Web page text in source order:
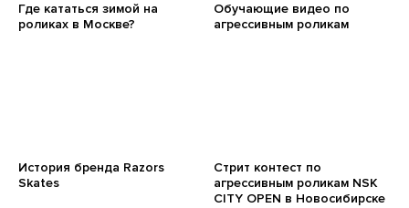
Где кататься зимой на
роликах в Москве?
Обучающие видео по
агрессивным роликам
История бренда Razors
Skates
Стрит контест по
агрессивным роликам NSK
CITY OPEN в Новосибирске